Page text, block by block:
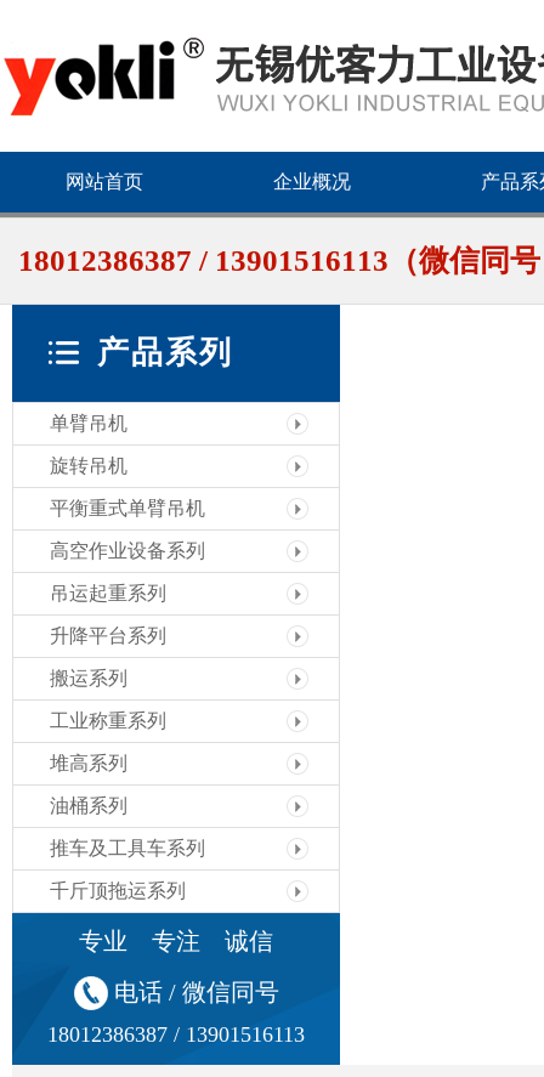
网站首页 企业概况 产品系
18012386387 / 13901516113（微信同
产品系列
单臂吊机
旋转吊机
平衡重式单臂吊机
高空作业设备系列
吊运起重系列
升降平台系列
搬运系列
工业称重系列
堆高系列
油桶系列
推车及工具车系列
千斤顶拖运系列
专业 专注 诚信
电话 / 微信同号
18012386387 / 13901516113